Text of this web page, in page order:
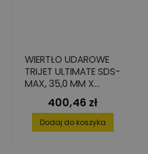
WIERTŁO UDAROWE
TRIJET ULTIMATE SDS-
MAX, 35,0 MM X
200/320 MM
Cena
400,46 zł
Dodaj do koszyka